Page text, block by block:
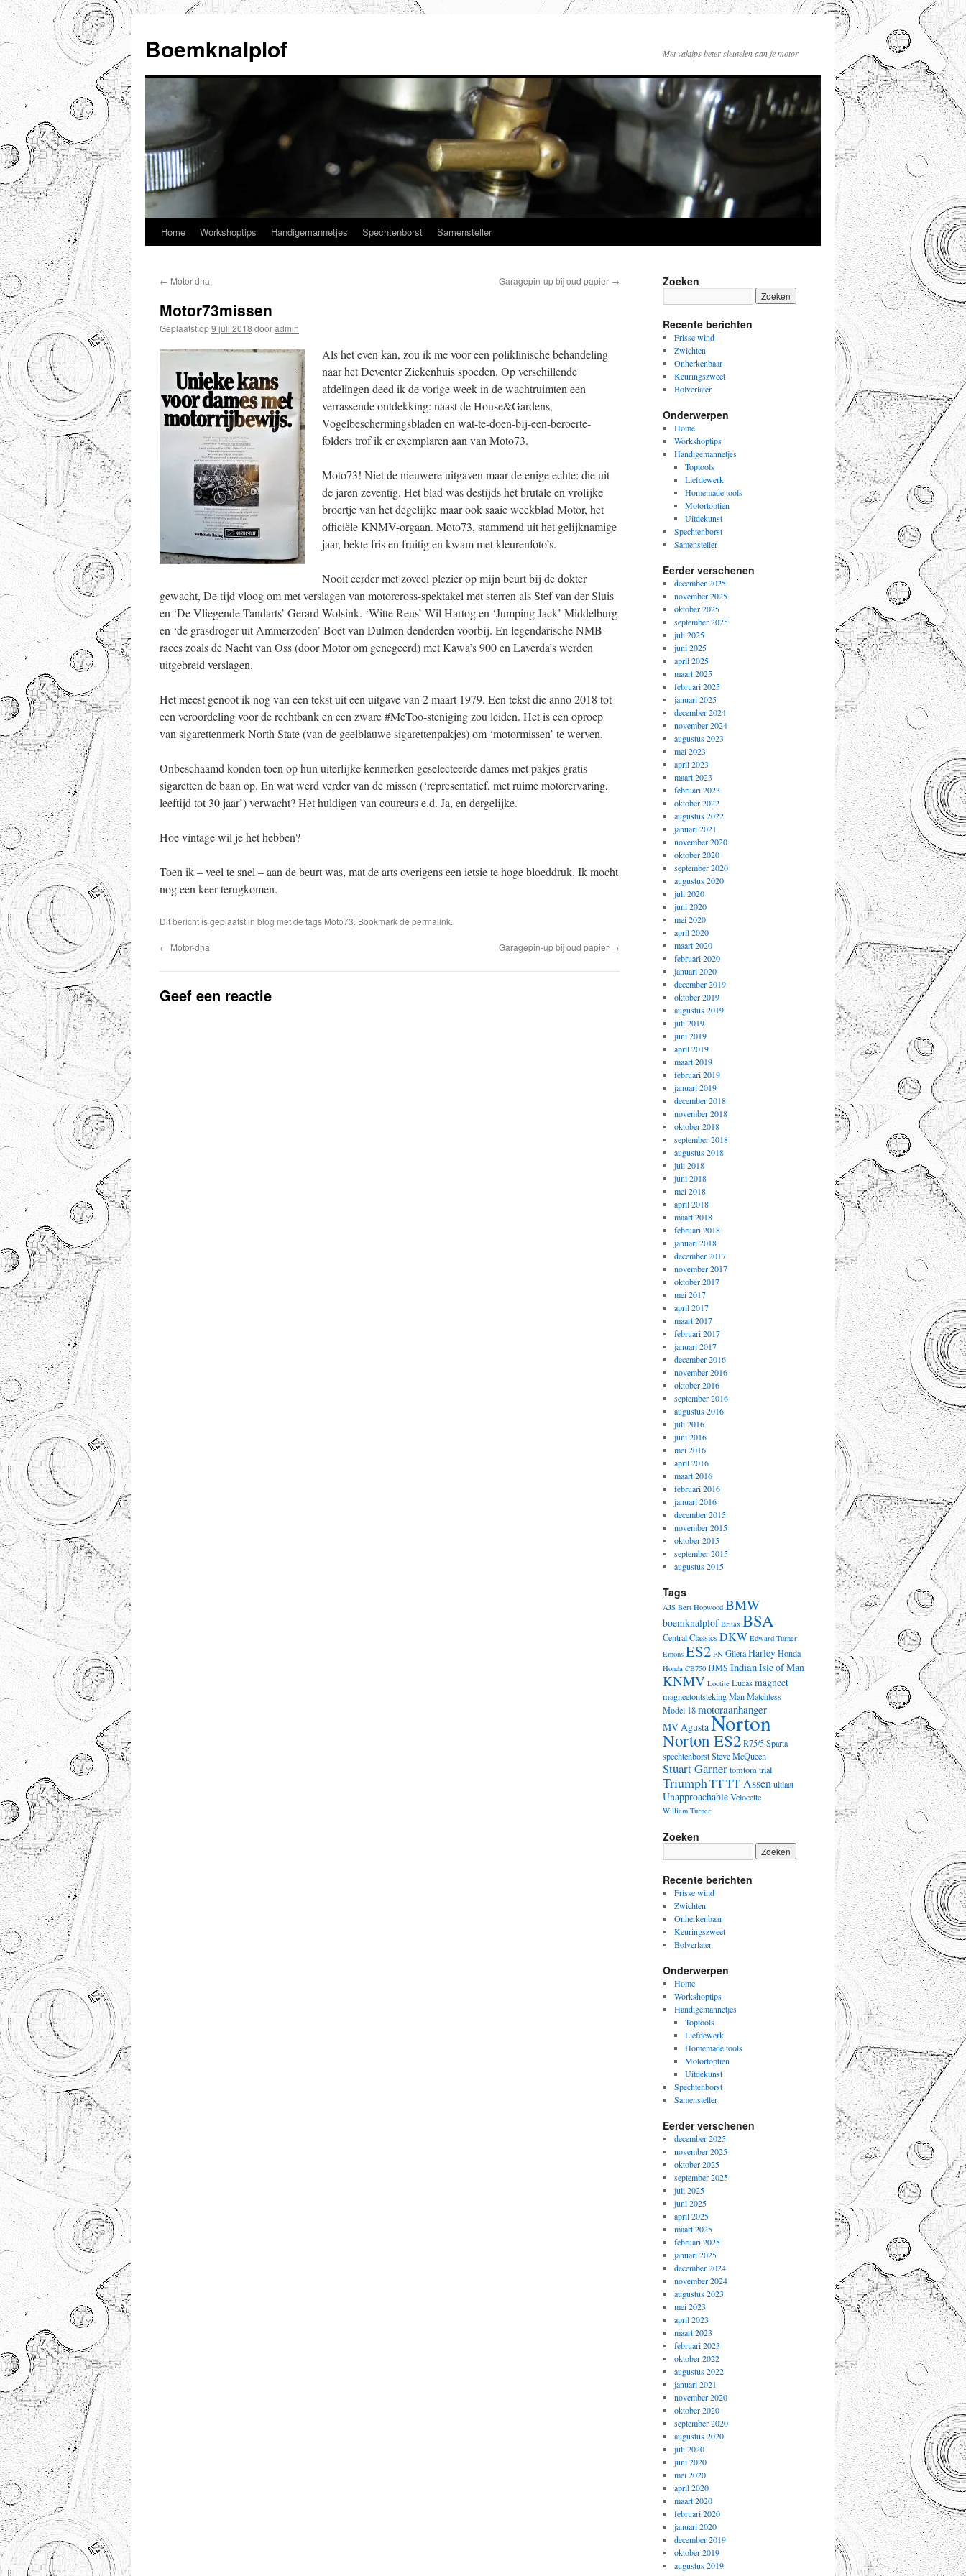
de
inhoud
Boemknalplof Met vaktips beter sleutelen aan je motor
Home Workshoptips Handigemannetjes Spechtenborst Samensteller
← Motor-dna Garagepin-up bij oud papier →
Motor73missen
Geplaatst op9 juli 2018 dooradmin
Als het even kan, zou ik me voor een poliklinische behandeling
naar het Deventer Ziekenhuis spoeden. Op verschillende
afdelingen deed ik de vorige week in de wachtruimten een
verrassende ontdekking: naast de House&Gardens,
Vogelbeschermingsbladen en wat-te-doen-bij-een-beroerte-
folders trof ik er exemplaren aan van Moto73.
Moto73! Niet de nieuwere uitgaven maar de enige echte: die uit
de jaren zeventig. Het blad was destijds het brutale en vrolijke
broertje van het degelijke maar ook saaie weekblad Motor, het
officiële KNMV-orgaan. Moto73, stammend uit het gelijknamige
jaar, bekte fris en fruitig en kwam met kleurenfoto’s.
Nooit eerder met zoveel plezier op mijn beurt bij de dokter
gewacht, De tijd vloog om met verslagen van motorcross-spektakel met sterren als Stef van der Sluis
en ‘De Vliegende Tandarts’ Gerard Wolsink. ‘Witte Reus’ Wil Hartog en ‘Jumping Jack’ Middelburg
en ‘de grasdroger uit Ammerzoden’ Boet van Dulmen denderden voorbij. En legendarische NMB-
races zoals de Nacht van Oss (door Motor om genegeerd) met Kawa’s 900 en Laverda’s werden
uitgebreid verslagen.
Het meest genoot ik nog van een tekst uit een uitgave van 2 maart 1979. Een tekst die anno 2018 tot
een veroordeling voor de rechtbank en een zware #MeToo-steniging zou leiden. Het is een oproep
van sigarettenmerk North State (van de geelblauwe sigarettenpakjes) om ‘motormissen’ te werven.
Onbeschaamd konden toen op hun uiterlijke kenmerken geselecteerde dames met pakjes gratis
sigaretten de baan op. En wat werd verder van de missen (‘representatief, met ruime motorervaring,
leeftijd tot 30 jaar’) verwacht? Het huldigen van coureurs e.d. Ja, en dergelijke.
Hoe vintage wil je het hebben?
Toen ik – veel te snel – aan de beurt was, mat de arts overigens een ietsie te hoge bloeddruk. Ik mocht
nog een keer terugkomen.
Dit bericht is geplaatst in blog met de tags Moto73. Bookmark de permalink.
← Motor-dna Garagepin-up bij oud papier →
Geef een reactie
Zoeken
Recente berichten
Frisse wind
Zwichten
Onherkenbaar
Keuringszweet
Bolverlater
Onderwerpen
Home
Workshoptips
Handigemannetjes
Toptools
Liefdewerk
Homemade tools
Motortoptien
Uitdekunst
Spechtenborst
Samensteller
Eerder verschenen
december 2025
november 2025
oktober 2025
september 2025
juli 2025
juni 2025
april 2025
maart 2025
februari 2025
januari 2025
december 2024
november 2024
augustus 2023
mei 2023
april 2023
maart 2023
februari 2023
oktober 2022
augustus 2022
januari 2021
november 2020
oktober 2020
september 2020
augustus 2020
juli 2020
juni 2020
mei 2020
april 2020
maart 2020
februari 2020
januari 2020
december 2019
oktober 2019
augustus 2019
juli 2019
juni 2019
april 2019
maart 2019
februari 2019
januari 2019
december 2018
november 2018
oktober 2018
september 2018
augustus 2018
juli 2018
juni 2018
mei 2018
april 2018
maart 2018
februari 2018
januari 2018
december 2017
november 2017
oktober 2017
mei 2017
april 2017
maart 2017
februari 2017
januari 2017
december 2016
november 2016
oktober 2016
september 2016
augustus 2016
juli 2016
juni 2016
mei 2016
april 2016
maart 2016
februari 2016
januari 2016
december 2015
november 2015
oktober 2015
september 2015
augustus 2015
Tags
AJS Bert Hopwood BMW
boemknalplof Britax BSA
Central ClassicsDKW Edward Turner
Emons ES2 FN GileraHarleyHonda
Honda CB750 IJMS IndianIsle of Man
KNMV Loctite Lucasmagneet
magneetontstekingManMatchless
Model 18motoraanhanger
MV AgustaNorton
Norton ES2R75/5Sparta
spechtenborstSteve McQueen
Stuart Garnertomtom trial
TriumphTTTT Assen uitlaat
UnapproachableVelocette
William Turner
Zoeken
Recente berichten
Frisse wind
Zwichten
Onherkenbaar
Keuringszweet
Bolverlater
Onderwerpen
Home
Workshoptips
Handigemannetjes
Toptools
Liefdewerk
Homemade tools
Motortoptien
Uitdekunst
Spechtenborst
Samensteller
Eerder verschenen
december 2025
november 2025
oktober 2025
september 2025
juli 2025
juni 2025
april 2025
maart 2025
februari 2025
januari 2025
december 2024
november 2024
augustus 2023
mei 2023
april 2023
maart 2023
februari 2023
oktober 2022
augustus 2022
januari 2021
november 2020
oktober 2020
september 2020
augustus 2020
juli 2020
juni 2020
mei 2020
april 2020
maart 2020
februari 2020
januari 2020
december 2019
oktober 2019
augustus 2019